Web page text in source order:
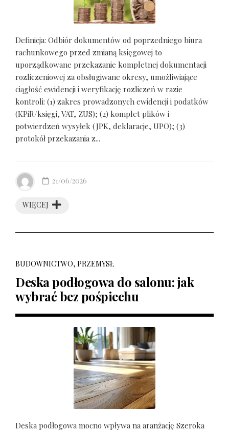
Definicja: Odbiór dokumentów od poprzedniego biura
rachunkowego przed zmianą księgowej to
uporządkowane przekazanie kompletnej dokumentacji
rozliczeniowej za obsługiwane okresy, umożliwiające
ciągłość ewidencji i weryfikację rozliczeń w razie
kontroli: (1) zakres prowadzonych ewidencji i podatków
(KPiR/księgi, VAT, ZUS); (2) komplet plików i
potwierdzeń wysyłek (JPK, deklaracje, UPO); (3)
protokół przekazania z...
WIĘCEJ
21/06/2026
BUDOWNICTWO, PRZEMYSŁ
Deska podłogowa do salonu: jak
wybrać bez pośpiechu
Deska podłogowa mocno wpływa na aranżację Szeroka